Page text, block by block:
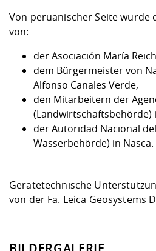
Von peruanischer Seite
von:
der Asociación María
dem Bürgermeister von
Alfonso Canales Verde,
den Mitarbeitern der
(Landwirtschaftsbehörde)
der Autoridad Nacional
Wasserbehörde) in Nasca.
Gerätetechnische
von der Fa. Leica Geosystems